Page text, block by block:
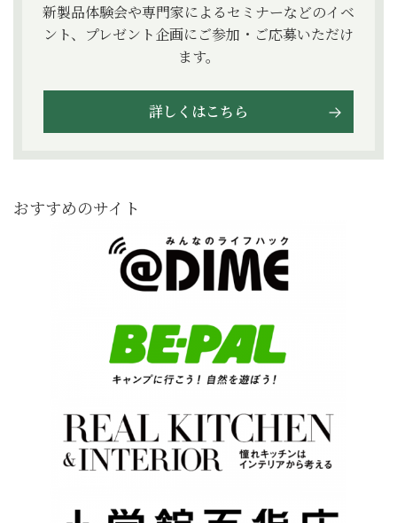
新製品体験会や専門家によるセミナーなどのイベ
ント、プレゼント企画にご参加・ご応募いただけ
ます。
詳しくはこちら
おすすめのサイト